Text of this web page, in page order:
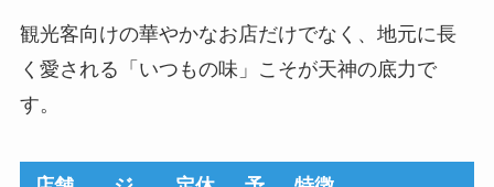
観光客向けの華やかなお店だけでなく、地元に長
く愛される「いつもの味」こそが天神の底力で
す。